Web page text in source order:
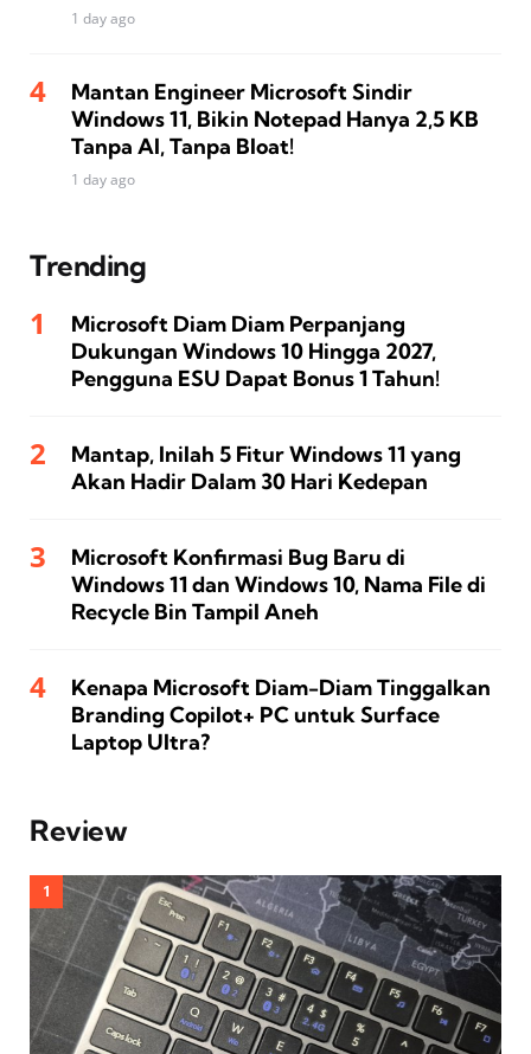
1 day ago
Mantan Engineer Microsoft Sindir
Windows 11, Bikin Notepad Hanya 2,5 KB
Tanpa AI, Tanpa Bloat!
1 day ago
Trending
Microsoft Diam Diam Perpanjang
Dukungan Windows 10 Hingga 2027,
Pengguna ESU Dapat Bonus 1 Tahun!
Mantap, Inilah 5 Fitur Windows 11 yang
Akan Hadir Dalam 30 Hari Kedepan
Microsoft Konfirmasi Bug Baru di
Windows 11 dan Windows 10, Nama File di
Recycle Bin Tampil Aneh
Kenapa Microsoft Diam-Diam Tinggalkan
Branding Copilot+ PC untuk Surface
Laptop Ultra?
Review